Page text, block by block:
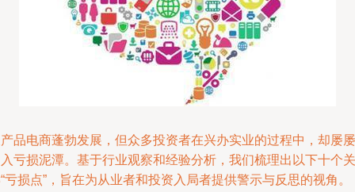
品电商蓬勃发展，但众多投资者在兴办实业的过程中，却屡屡
亏损泥潭。基于行业观察和经验分析，我们梳理出以下十个关
亏损点”，旨在为从业者和投资入局者提供警示与反思的视角。